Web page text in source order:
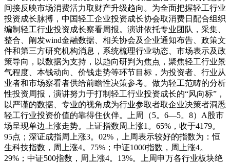
间接反映市场消费活力取财产升级趋向。为全面把握轻工行业
投资成长脉搏，中国轻工企业投资成长协会取消费日配合组织
编制轻工行业投资成长察看周报。演讲依托专业团队，采集、
整合、阐发wind金融数据、相关协会及企业通知布告、政策文
件和第三方研究机构消息，系统梳理行业动态、市场表示及政
策导向，以数据为支持，以趋向研判为焦点，聚焦轻工行业景
气程度、本钱动向、价钱走势等环节目标，为投资者、行业从
业者和市场察看者供给前瞻性决策参考。做为轻工范畴的分析
性投资周报，演讲努力于打制轻工行业投资成长的“风向标”，
以严谨的数据、专业的视角成为行业参取者取企业决策者洞悉
轻工行业投资价值的靠得住伙伴。上周（5。6—5。8）A股市
场呈现单边上涨走势。上证指数周上涨1。65%，收于4179。
95点；深证成指周上涨3。02%，上周表示较好的指数为：恒
生科技指数，周上涨4。75%；中证1000指数，周上涨4。
29%；中证500指数，周上涨4。13%。上周申万各行业板块绝